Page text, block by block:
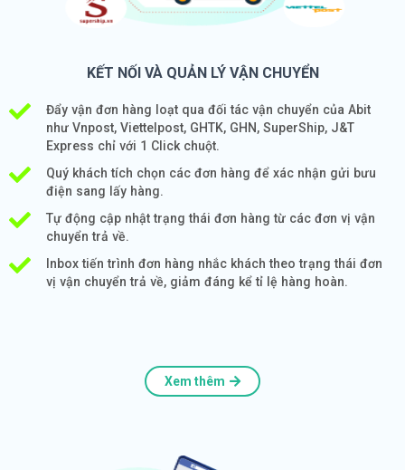
KẾT NỐI VÀ QUẢN LÝ VẬN CHUYỂN
Đẩy vận đơn hàng loạt qua đối tác vận chuyển của Abit
như Vnpost, Viettelpost, GHTK, GHN, SuperShip, J&T
Express chỉ với 1 Click chuột.
Quý khách tích chọn các đơn hàng để xác nhận gửi bưu
điện sang lấy hàng.
Tự động cập nhật trạng thái đơn hàng từ các đơn vị vận
chuyển trả về.
Inbox tiến trình đơn hàng nhắc khách theo trạng thái đơn
vị vận chuyển trả về, giảm đáng kể tỉ lệ hàng hoàn.
Xem thêm